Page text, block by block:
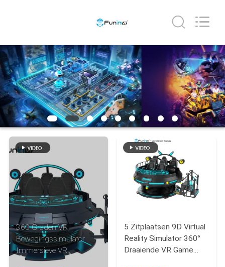
HUIS
PRODUCTEN
VR-
SHOW
OVER
ONS
FABRIEKSRONDLEIDING
KWALITEITSCONTROLE
360 Graden VR
Bewegingssimulator
Immersieve VR
Achtbaan Spellen
5 Zitplaatsen 9D Virtual
Reality Simulator 360°
Draaiende VR Game